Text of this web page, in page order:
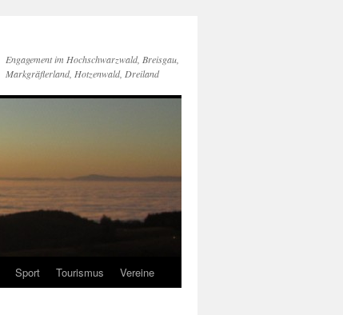
Engagement im Hochschwarzwald, Breisgau,
Markgräflerland, Hotzenwald, Dreiland
Sport Tourismus Vereine